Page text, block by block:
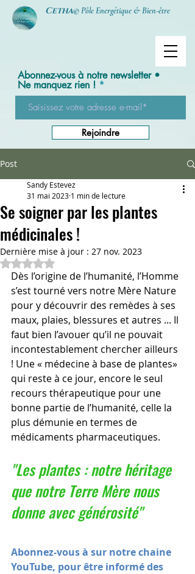
Cetha© Pôle Energétique & Bien-être
Abonnez-vous à notre newsletter •
Ne manquez rien !
Rejoindre
Post
Se soigner par les plantes
médicinales !
Sandy Estevez
31 mai 2023 1 min de lecture
Dernière mise à jour : 27 nov. 2023
Noté NaN étoiles sur 5.
Dès l’origine de l’humanité, l’Homme
s’est tourné vers notre Mère Nature
pour y découvrir des remèdes à ses
maux, plaies, blessures et autres ... Il
faut bien l’avouer qu’il ne pouvait
incontestablement chercher ailleurs
! Une « médecine à base de plantes»
qui reste à ce jour, encore le seul
recours thérapeutique pour une
bonne partie de l’humanité, celle la
plus démunie en termes de
médicaments pharmaceutiques.
"Les plantes : notre héritage
que notre Terre Mère nous
donne avec générosité"
Abonnez-vous à sur notre chaine
YouTube, pour être informé des